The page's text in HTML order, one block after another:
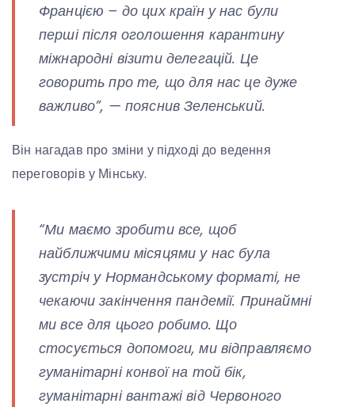
Францією – до цих країн у нас були
перші після оголошення карантину
міжнародні візити делегацій. Це
говорить про те, що для нас це дуже
важливо”, — пояснив Зеленський.
Він нагадав про зміни у підході до ведення
переговорів у Мінську.
“Ми маємо зробити все, щоб
найближчими місяцями у нас була
зустріч у Нормандському форматі, не
чекаючи закінчення пандемії. Принаймні
ми все для цього робимо. Що
стосується допомоги, ми відправляємо
гуманітарні конвої на той бік,
гуманітарні вантажі від Червоного